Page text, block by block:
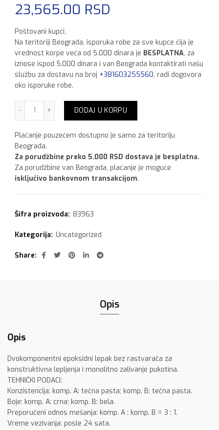
23,565.00 RSD
Poštovani kupci,
Na teritoriji Beograda, isporuka robe za sve kupce čija je
vrednost korpe veća od 5.000 dinara je BESPLATNA, za
iznose ispod 5.000 dinara i van Beograda kontaktirati našu
službu za dostavu na broj +381603255560, radi dogovora
oko isporuke robe.
Mapei Eporip 2k A 7.5 kg B 2.5 kg količina
DODAJ U KORPU
Plaćanje pouzećem dostupno je samo za teritoriju
Beograda.
Za porudžbine preko 5.000 RSD dostava je besplatna.
Za porudžbine van Beograda, plaćanje je moguće
isključivo bankovnom transakcijom.
Šifra proizvoda: 83963
Kategorija: Uncategorized
Share
Opis
Opis
Dvokomponentni epoksidni lepak bez rastvarača za
konstruktivna lepljenja i monolitno zalivanje pukotina.
TEHNIČKI PODACI:
Konzistencija: komp. A: tečna pasta; komp. B: tečna pasta.
Boje: komp. A: crna; komp. B: bela.
Preporučeni odnos mešanja: komp. A : komp. B = 3 : 1.
Vreme vezivanja: posle 24 sata.